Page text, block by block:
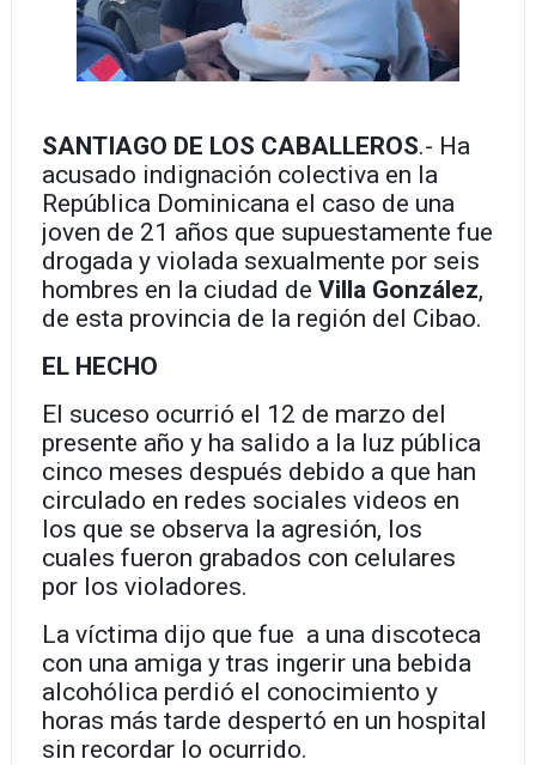
SANTIAGO DE LOS CABALLEROS.- Ha
acusado indignación colectiva en la
República Dominicana el caso de una
joven de 21 años que supuestamente fue
drogada y violada sexualmente por seis
hombres en la ciudad de Villa González,
de esta provincia de la región del Cibao.
EL HECHO
El suceso ocurrió el 12 de marzo del
presente año y ha salido a la luz pública
cinco meses después debido a que han
circulado en redes sociales videos en
los que se observa la agresión, los
cuales fueron grabados con celulares
por los violadores.
La víctima dijo que fue a una discoteca
con una amiga y tras ingerir una bebida
alcohólica perdió el conocimiento y
horas más tarde despertó en un hospital
sin recordar lo ocurrido.